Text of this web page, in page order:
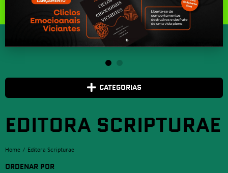
CATEGORIAS
EDITORA SCRIPTURAE
Home Editora Scripturae
ORDENAR POR